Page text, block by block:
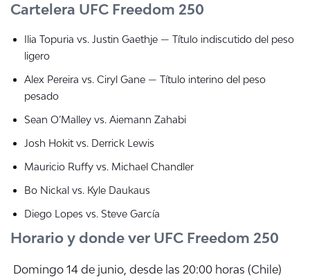
Cartelera UFC Freedom 250
Ilia Topuria vs. Justin Gaethje — Título indiscutido del peso
ligero
Alex Pereira vs. Ciryl Gane — Título interino del peso
pesado
Sean O’Malley vs. Aiemann Zahabi
Josh Hokit vs. Derrick Lewis
Mauricio Ruffy vs. Michael Chandler
Bo Nickal vs. Kyle Daukaus
Diego Lopes vs. Steve García
Horario y donde ver UFC Freedom 250
Domingo 14 de junio, desde las 20:00 horas (Chile)